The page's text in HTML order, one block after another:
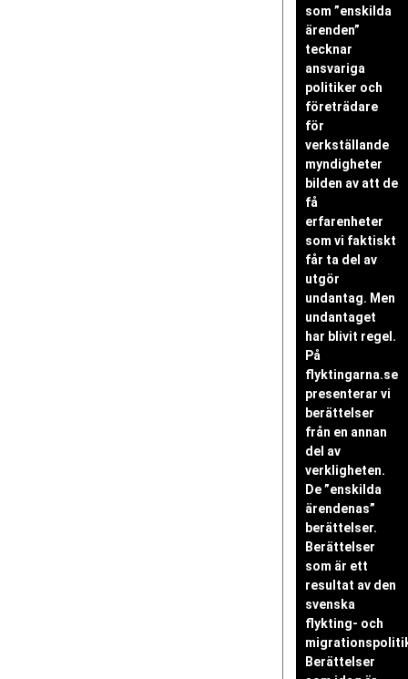
som ”enskilda
ärenden”
tecknar
ansvariga
politiker och
företrädare
för
verkställande
myndigheter
bilden av att de
få
erfarenheter
som vi faktiskt
får ta del av
utgör
undantag. Men
undantaget
har blivit regel.
På
flyktingarna.se
presenterar vi
berättelser
från en annan
del av
verkligheten.
De ”enskilda
ärendenas”
berättelser.
Berättelser
som är ett
resultat av den
svenska
flykting- och
Berättelser